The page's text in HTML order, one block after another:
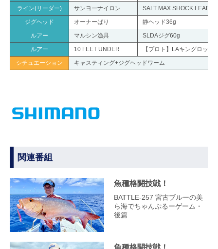
ライン(リーダー)
サンヨーナイロン
SALT MAX SHOCK
ジグヘッド
オーナーばり
静ヘッド36g
ルアー
マルシン漁具
SLDAジグ60g
ルアー
10 FEET UNDER
【プロト】LAキングロッタ
シチュエーション
キャスティング+ジグヘッドワーム
関連番組
魚種格闘技戦！
BATTLE-257 宮古ブルーの美
ら海でちゃんぷるーゲーム・
後篇
魚種格闘技戦！